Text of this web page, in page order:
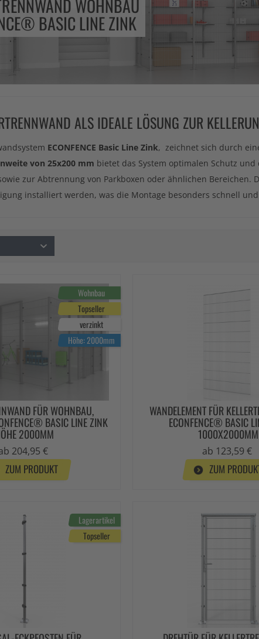
WOHNBAU
BASIC LINE ZINK
ALS IDEALE LÖSUNG ZUR
ECONFENCE Basic Line Zink, zeichnet sich durch
von 25x200 mm bietet das System optimalen Schutz
zur Abtrennung von Parkboxen oder ähnlichen Bereichen.
installiert werden, was die Montage besonders schnell
Wohnbau
Topseller
verzinkt
Höhe: 2000mm
FÜR WOHNBAU,
BASIC LINE ZINK
2000MM
204,95 €
ZUM PRODUKT
WANDELEMENT FÜR
ECONFENCE® BASIC
1000X2000MM
ab 123,59 €
ZUM
Lagerartikel
Topseller